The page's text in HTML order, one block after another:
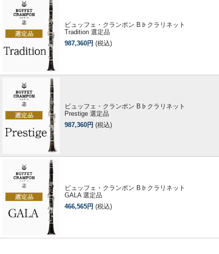
ビュッフェ・クランポン B♭クラリネット
Tradition 選定品
987,360円 (税込)
ビュッフェ・クランポン B♭クラリネット
Prestige 選定品
987,360円 (税込)
ビュッフェ・クランポン B♭クラリネット
GALA 選定品
466,565円 (税込)